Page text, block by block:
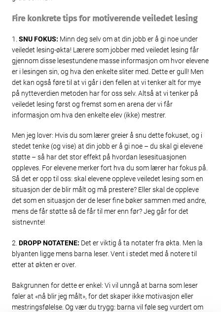
Fire konkrete tips for motiverende veiledet lesing
1. SNU FOKUS: Minn deg selv om at din jobb er å gi noe under
veiledet lesing-økta! Lærere som jobber med veiledet lesing får
gjennom disse lesestundene masse informasjon om hvor elevene
er i lesingen sin, og hva den enkelte sliter med. Dette er gull! Men
det kan også føre til at vi går i den fellen at vi tenker alt for mye
på nytteverdien metoden har for oss selv. Altså at vi tenker på
veiledet lesing først og fremst som en arena der vi får
informasjon om hva den enkelte elev (ikke) mestrer.
Men jeg lover: Hvis du som lærer greier å snu dette fokuset, og i
stedet tenke (og vise) at din jobb er å gi noe – du skal gi elevene
støtte – så har det stor effekt på hvordan lesesituasjonen
oppleves. For elevene merker fort hva du som lærer har fokus på.
Så det er opp til oss: skal elevene oppleve veiledet lesing som en
situasjon der de blir målt og må prestere? Eller skal de oppleve
det som en situasjon der de leser fine bøker sammen med andre,
mens de får støtte så de får til mer enn før? Jeg går for det
sistnevnte!
2. DROPP NOTATENE: Det er viktig å ta notater fra økta. Men la
blyanten ligge mens barna leser. Vent i stedet med å notere til
etter at økten er over.
Bakgrunnen for dette er enkel: Vi vil unngå at barna som leser
føler at «nå blir jeg målt», for det skaper ikke motivasjon eller
mestringsfølelse. Og vær du trygg: barna vil føle seg vurdert om